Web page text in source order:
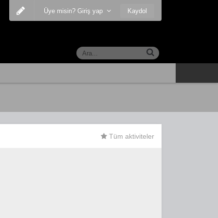
Üye misin? Giriş yap Kaydol
Tüm aktiviteler